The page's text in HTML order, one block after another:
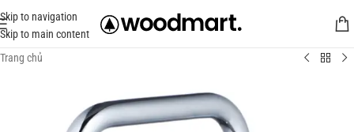
Skip to navigation
Skip to main content
Trang chủ